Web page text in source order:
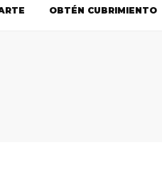
OBTÉN CUBRIMIENTO